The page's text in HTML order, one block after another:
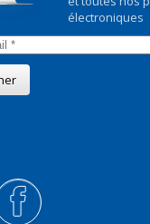
électroniques